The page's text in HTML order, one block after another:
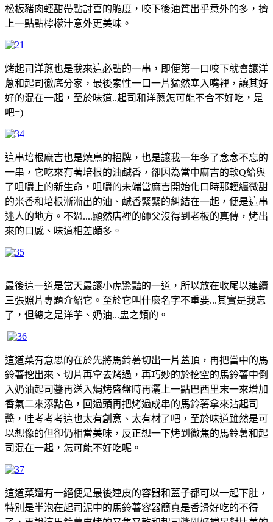
松板豬肉輕甜帶點討喜的脆度，咬下後油質出乎意外的多，擠
上一點點檸檬汁意外更美味。
烤起司洋蔥也是我來這必點的一串，即便第一口咬下就會讓洋
蔥和起司徹底分家，最後索性一口一片猛然塞入嘴裡，讓其好
好的混在一起，至於味道..起司和洋蔥怎可能不合不好吃，是
吧=)
這串培根麻吉也是燒鳥的招牌，也是讓我一年多了念念不忘的
一串，它吃來有著培根的油鹹香，卻因為當中麻吉的軟Q給與
了咀嚼上的新生命，咀嚼的未端當麻吉開始化口時那輕纏微甜
的米香和培根漸漸出的油、鹹香緊緊的糾結在一起，便是這串
迷人的地方。不過....顯然店裡的師父沒得到老板的真傳，烤出
來的口感、味道相差頗多。
最後這一道是當天最讓小虎驚豔的一道，所以放在收尾以連續
三張照片專題介紹它。至於它叫什麼名字不重要...其實是我忘
了，但總之是洋芋、奶油...盅之類的。
這道菜有意思的在於先將馬鈴薯切出一片蓋頂，再把當中的馬
鈴薯挖出來、切片再拿去烤過，再巧妙的於挖空的馬鈴薯中倒
入奶油起司醬再送入焗烤盛盤時再灑上一點巴西里末一來增加
香氣二來添點色，回過頭再把烤過成串的馬鈴薯拿來沾起司
醬，哇考考考這也太有創意、太有材了吧，至於味道雖然是可
以想像的但卻仍相當美味，反正想一下烤到微焦的馬鈴薯和起
司混在一起，怎可能不好吃呢。
這道菜還有一絕便是最後連皮的容器和蓋子都可以一起下肚，
特別是半泡在起司泥中的馬鈴薯容器簡真是香滑好吃的不得